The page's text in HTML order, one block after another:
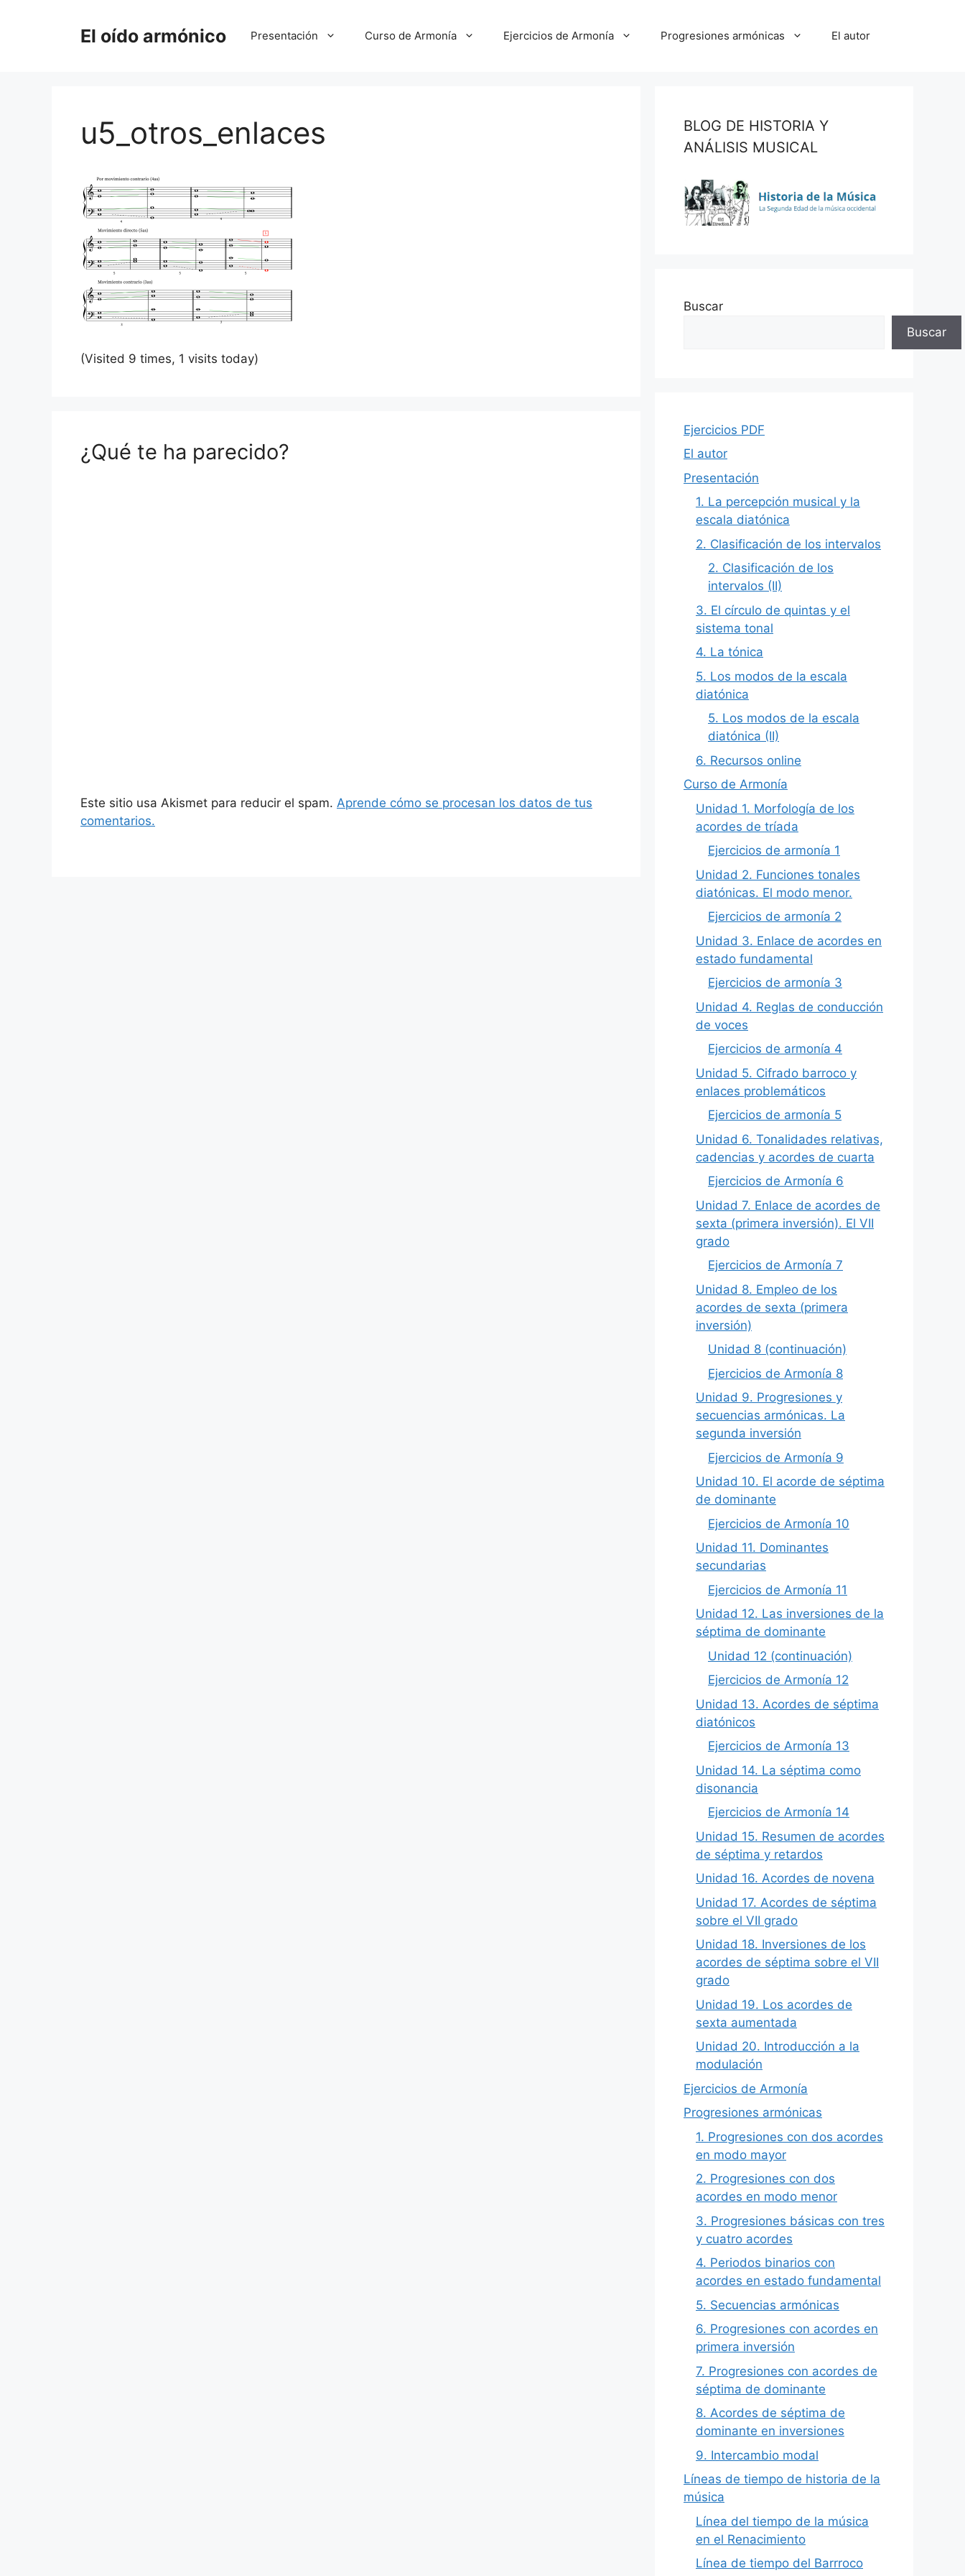
El oído armónico Presentación Curso de Armonía Ejercicios de Armonía Progresiones armónicas El autor
u5_otros_enlaces
(Visited 9 times, 1 visits today)
¿Qué te ha parecido?
Este sitio usa Akismet para reducir el spam. Aprende cómo se procesan los datos de tus
comentarios.
BLOG DE HISTORIA Y
ANÁLISIS MUSICAL
Buscar
Buscar
Ejercicios PDF
El autor
Presentación
1. La percepción musical y la
escala diatónica
2. Clasificación de los intervalos
2. Clasificación de los
intervalos (II)
3. El círculo de quintas y el
sistema tonal
4. La tónica
5. Los modos de la escala
diatónica
5. Los modos de la escala
diatónica (II)
6. Recursos online
Curso de Armonía
Unidad 1. Morfología de los
acordes de tríada
Ejercicios de armonía 1
Unidad 2. Funciones tonales
diatónicas. El modo menor.
Ejercicios de armonía 2
Unidad 3. Enlace de acordes en
estado fundamental
Ejercicios de armonía 3
Unidad 4. Reglas de conducción
de voces
Ejercicios de armonía 4
Unidad 5. Cifrado barroco y
enlaces problemáticos
Ejercicios de armonía 5
Unidad 6. Tonalidades relativas,
cadencias y acordes de cuarta
Ejercicios de Armonía 6
Unidad 7. Enlace de acordes de
sexta (primera inversión). El VII
grado
Ejercicios de Armonía 7
Unidad 8. Empleo de los
acordes de sexta (primera
inversión)
Unidad 8 (continuación)
Ejercicios de Armonía 8
Unidad 9. Progresiones y
secuencias armónicas. La
segunda inversión
Ejercicios de Armonía 9
Unidad 10. El acorde de séptima
de dominante
Ejercicios de Armonía 10
Unidad 11. Dominantes
secundarias
Ejercicios de Armonía 11
Unidad 12. Las inversiones de la
séptima de dominante
Unidad 12 (continuación)
Ejercicios de Armonía 12
Unidad 13. Acordes de séptima
diatónicos
Ejercicios de Armonía 13
Unidad 14. La séptima como
disonancia
Ejercicios de Armonía 14
Unidad 15. Resumen de acordes
de séptima y retardos
Unidad 16. Acordes de novena
Unidad 17. Acordes de séptima
sobre el VII grado
Unidad 18. Inversiones de los
acordes de séptima sobre el VII
grado
Unidad 19. Los acordes de
sexta aumentada
Unidad 20. Introducción a la
modulación
Ejercicios de Armonía
Progresiones armónicas
1. Progresiones con dos acordes
en modo mayor
2. Progresiones con dos
acordes en modo menor
3. Progresiones básicas con tres
y cuatro acordes
4. Periodos binarios con
acordes en estado fundamental
5. Secuencias armónicas
6. Progresiones con acordes en
primera inversión
7. Progresiones con acordes de
séptima de dominante
8. Acordes de séptima de
dominante en inversiones
9. Intercambio modal
Líneas de tiempo de historia de la
música
Línea del tiempo de la música
en el Renacimiento
Línea de tiempo del Barrroco